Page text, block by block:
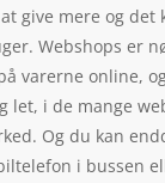
give mere og det
Webshops er
varerne online,
let, i de mange
Og du kan
i bussen